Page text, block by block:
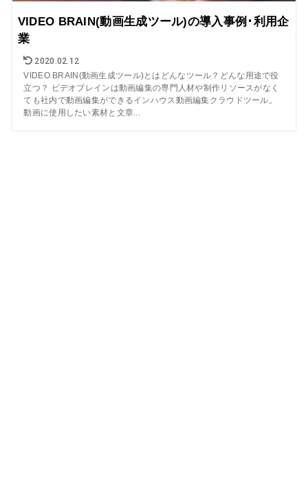
VIDEO BRAIN(動画生成ツール)の導入事例･利用企
業
2020.02.12
VIDEO BRAIN(動画生成ツール)とはどんなツール？どんな用途で役
立つ？ ビデオブレインは動画編集の専門人材や制作リソースがなく
ても社内で動画編集ができるインハウス動画編集クラウドツール。
動画に使用したい素材と文章...